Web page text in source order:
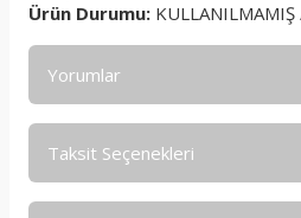
Ürün Durumu: KULLANILMAMIŞ
Yorumlar
Taksit Seçenekleri